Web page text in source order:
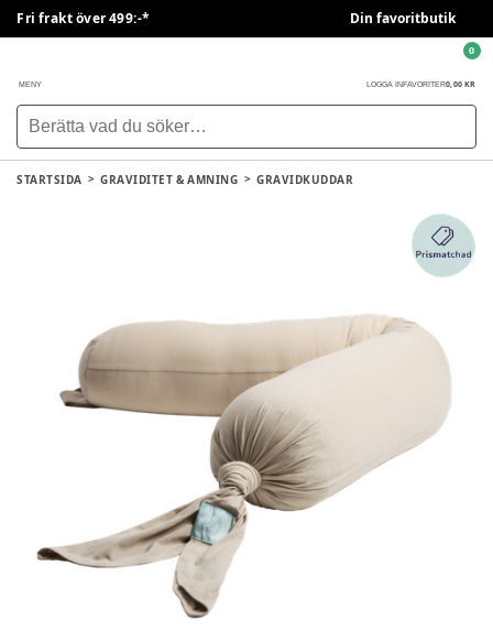
Fri frakt över 499:-* Din favoritbutik
MENY LOGGA IN FAVORITER0,00 KR
0
STARTSIDA GRAVIDITET & AMNING GRAVIDKUDDAR